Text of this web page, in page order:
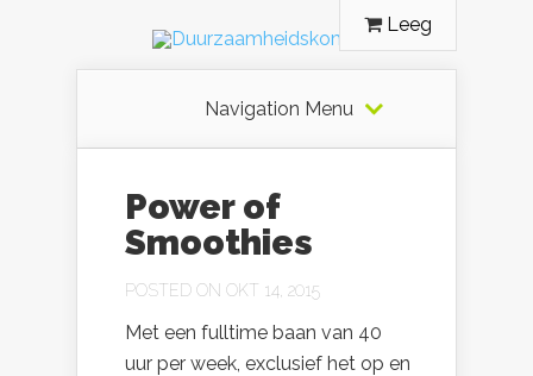
Leeg
Navigation Menu
Power of
Smoothies
POSTED ON OKT 14, 2015
Met een fulltime baan van 40
uur per week, exclusief het op en